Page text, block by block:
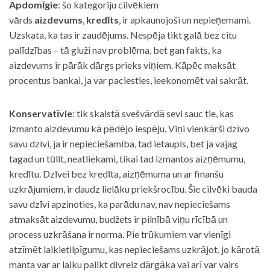
Apdomīgie: šo kategoriju cilvēkiem
vārds aizdevums, kredīts, ir apkaunojoši un nepieņemami.
Uzskata, ka tas ir zaudējums. Nespēja tikt galā bez citu
palīdzības – tā gluži nav problēma, bet gan fakts, ka
aizdevums ir pārāk dārgs prieks viņiem. Kāpēc maksāt
procentus bankai, ja var paciesties, ieekonomēt vai sakrāt.
Konservatīvie: tik skaistā svešvārdā sevi sauc tie, kas
izmanto aizdevumu kā pēdējo iespēju. Viņi vienkārši dzīvo
savu dzīvi, ja ir nepieciešamība, tad ietaupīs, bet ja vajag
tagad un tūlīt, neatliekami, tikai tad izmantos aizņēmumu,
kredītu. Dzīvei bez kredīta, aizņēmuma un ar finanšu
uzkrājumiem, ir daudz lielāku priekšrocību. Šie cilvēki bauda
savu dzīvi apzinoties, ka parādu nav, nav nepieciešams
atmaksāt aizdevumu, budžets ir pilnībā viņu rīcībā un
process uzkrāšana ir norma. Pie trūkumiem var vienīgi
atzīmēt laikietilpīgumu, kas nepieciešams uzkrājot, jo kārotā
manta var ar laiku palikt divreiz dārgāka vai arī var vairs